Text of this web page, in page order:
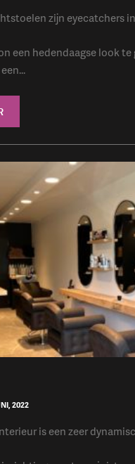
zijn eyecatchers
een hedendaagse look
2022
is een zeer